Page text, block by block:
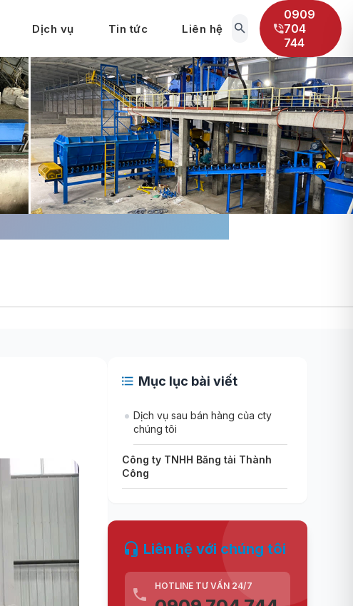
Dịch vụ Tin tức Liên hệ
0909
704
744
Mục lục bài viết
Dịch vụ sau bán hàng của cty
chúng tôi
Công ty TNHH Băng tải Thành
Công
Liên hệ với chúng tôi
HOTLINE TƯ VẤN 24/7